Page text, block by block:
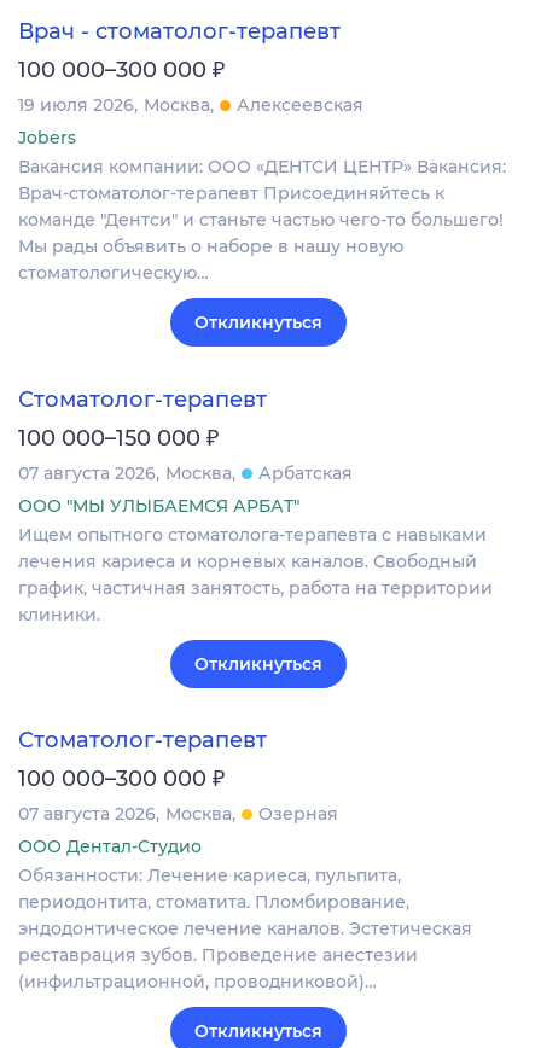
Врач - стоматолог-терапевт
100 000–300 000 ₽
19 июля 2026 Москва
Алексеевская
Jobers
Вакансия компании: ООО «ДЕНТСИ ЦЕНТР» Вакансия:
Врач-стоматолог-терапевт Присоединяйтесь к
команде "Дентси" и станьте частью чего-то большего!
Мы рады объявить о наборе в нашу новую
стоматологическую…
Откликнуться
Стоматолог-терапевт
100 000–150 000 ₽
07 августа 2026 Москва
Арбатская
ООО "МЫ УЛЫБАЕМСЯ АРБАТ"
Ищем опытного стоматолога-терапевта с навыками
лечения кариеса и корневых каналов. Свободный
график, частичная занятость, работа на территории
клиники.
Откликнуться
Стоматолог-терапевт
100 000–300 000 ₽
07 августа 2026 Москва
Озерная
ООО Дентал-Студио
Обязанности: Лечение кариеса, пульпита,
периодонтита, стоматита. Пломбирование,
эндодонтическое лечение каналов. Эстетическая
реставрация зубов. Проведение анестезии
(инфильтрационной, проводниковой)…
Откликнуться